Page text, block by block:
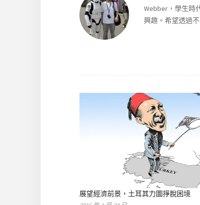
Webber，學生時
興趣。希望透過
展望經濟前景，土耳其力圖掙脫困境